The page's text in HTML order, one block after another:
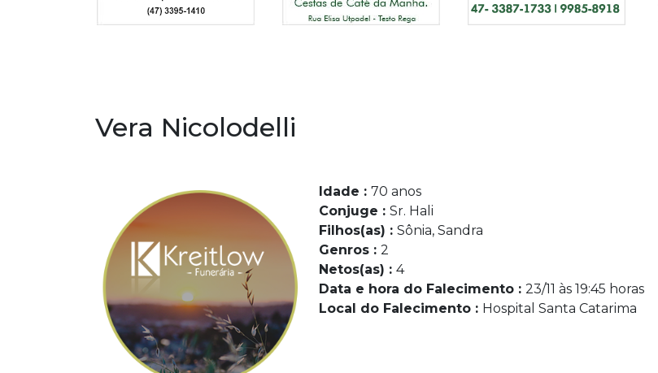
Vera Nicolodelli
Idade : 70 anos
Conjuge : Sr. Hali
Filhos(as) : Sônia, Sandra
Genros : 2
Netos(as) : 4
Data e hora do Falecimento : 23/11 às 19:45 horas
Local do Falecimento : Hospital Santa Catarima